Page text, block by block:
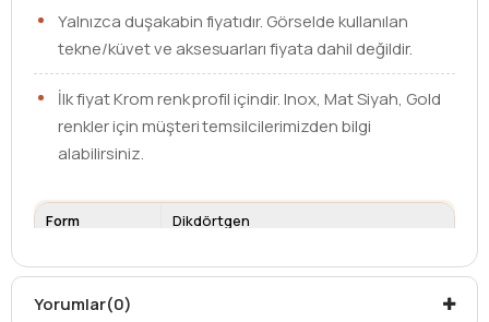
Yalnızca duşakabin fiyatıdır. Görselde kullanılan
tekne/küvet ve aksesuarları fiyata dahil değildir.
İlk fiyat Krom renk profil içindir. Inox, Mat Siyah, Gold
renkler için müşteri temsilcilerimizden bilgi
alabilirsiniz.
Form
Dikdörtgen
Cam Kalınlığı
Yorumlar(0)